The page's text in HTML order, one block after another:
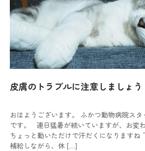
皮膚のトラブルに注意しましょう
おはようございます。 ふかつ動物病院ス
です。 連日猛暑が続いていますが、お変
ちょっと動いただけで汗だくになります
補給しながら、休 […]